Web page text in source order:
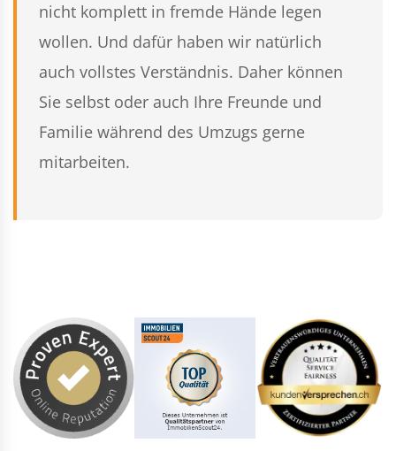
nicht komplett in fremde Hände legen
wollen. Und dafür haben wir natürlich
auch vollstes Verständnis. Daher können
Sie selbst oder auch Ihre Freunde und
Familie während des Umzugs gerne
mitarbeiten.